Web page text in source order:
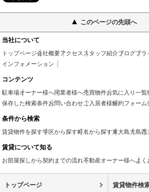
このページの先頭へ
当社について
トップページ会社概要アクセス スタッフ紹介ブログプラ
インフォメーション
コンテンツ
駐車場オーナー様へ同業者様へ売買物件お気に入り一覧
保存した検索条件お問い合わせご入居者様解約フォーム
条件から検索
賃貸物件を探す学区から探す町名から探す東大島大島西
賃貸について知る
お部屋探しから契約までの流れ不動産オーナー様へよく
トップページ 賃貸物件検